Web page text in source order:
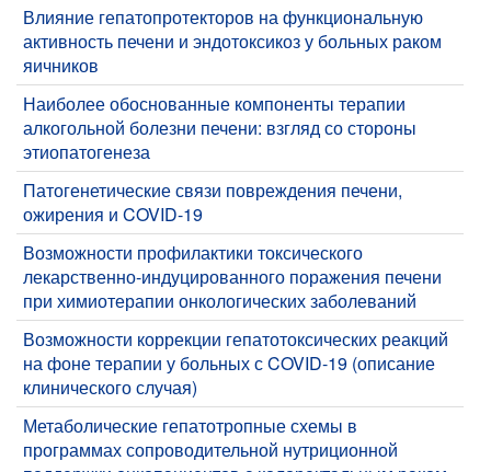
Влияние гепатопротекторов на функциональную
активность печени и эндотоксикоз у больных раком
яичников
Наиболее обоснованные компоненты терапии
алкогольной болезни печени: взгляд со стороны
этиопатогенеза
​Патогенетические связи повреждения печени,
ожирения и COVID-19
​Возможности профилактики токсического
лекарственно-индуцированного поражения печени
при химиотерапии онкологических заболеваний
​Возможности коррекции гепатотоксических реакций
на фоне терапии у больных с COVID-19 (описание
клинического случая)
Метаболические гепатотропные схемы в
программах сопроводительной нутриционной